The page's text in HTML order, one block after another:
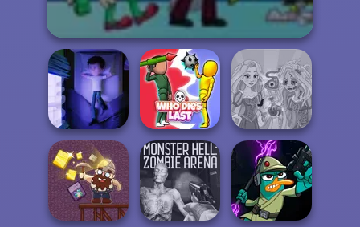
Cursed Dreams Who Dies Last
Rapunzel
Zombie Curse